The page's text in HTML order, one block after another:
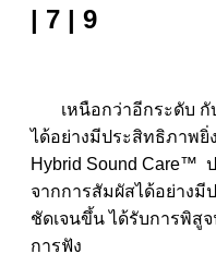
| 7 | 9
เหนือกว่าอีกระดับ กับ
ได้อย่างมีประสิทธิภาพ
Hybrid Sound Care™
จากการสัมผัสได้อย่างมี
ชัดเจนขึ้น ได้รับการพิสู
การฟัง